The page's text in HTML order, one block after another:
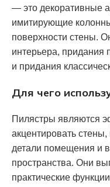
— это декоративные
имитирующие
поверхности стены.
интерьера, придания
и придания
Для чего
Пилястры являются
акцентировать
детали помещения и
пространства. Они
практические